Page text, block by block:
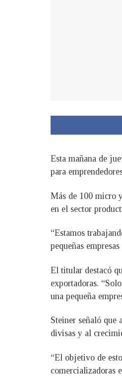
Esta mañana de
para
Más de 100 micro
en el sector
“Estamos
pequeñas
El titular destacó
exportadoras.
una pequeña
Steiner señaló que
divisas y al
“El objetivo de
comercializadoras